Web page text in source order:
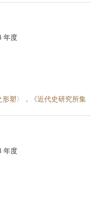
年度
形塑〉，《近代史研究所集
年度